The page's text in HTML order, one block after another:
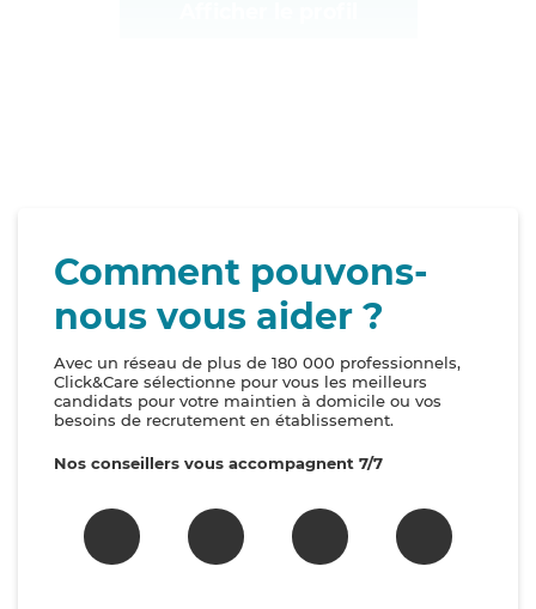
Comment pouvons-
nous vous aider ?
Avec un réseau de plus de 180 000 professionnels,
Click&Care sélectionne pour vous les meilleurs
candidats pour votre maintien à domicile ou vos
besoins de recrutement en établissement.
Nos conseillers vous accompagnent 7/7